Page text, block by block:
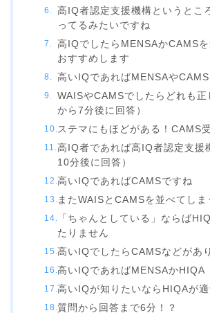
高IQ者認定支援機構というとこ
ってるみたいですね
高IQでしたらMENSAかCAMS
おすすめします
高いIQであればMENSAやCAMS
WAISやCAMSでしたらどれも正
から7分後に回答）
ステマにもほどがある！CAMS
高IQ者であれば高IQ者認定支援
10分後に回答）
高いIQであればCAMSですね
またWAISとCAMSを並べてしま
「ちゃんとしている」ならば
たりません
高いIQでしたらCAMSなどがあ
高いIQであればMENSAかHIQA
高いIQが知りたいならHIQAが適
質問から回答まで6分！？